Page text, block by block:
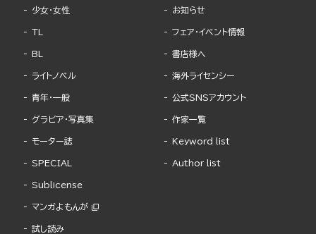
少女・女性
TL
BL
ライトノベル
青年・一般
グラビア・写真集
モーター誌
SPECIAL
Sublicense
マンガよもんが
試し読み
お知らせ
フェア・イベント情報
書店様へ
海外ライセンシー
公式SNSアカウント
作家一覧
Keyword list
Author list